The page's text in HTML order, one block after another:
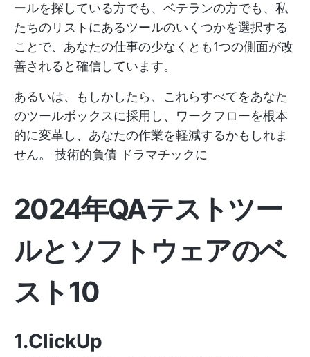
ールを探している方でも、ベテランの方でも、私
たちのリストにあるツールのいくつかを選択する
ことで、あなたの仕事の少なくとも1つの側面が改
善されると確信しています。
あるいは、もしかしたら、これらすべてをあなた
のツールボックスに採用し、ワークフローを根本
的に変革し、あなたの作業を軽減するかもしれま
せん。 技術的負債 ドラマチックに
2024年QAテストツー
ルとソフトウェアのベ
スト10
1.ClickUp